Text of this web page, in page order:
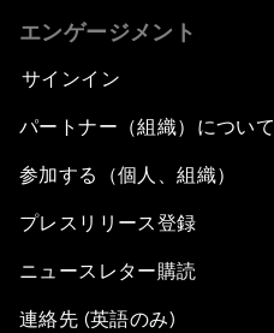
エンゲージメント
サインイン
パートナー（組織）について
参加する（個人、組織）
プレスリリース登録
ニュースレター購読
連絡先 (英語のみ)